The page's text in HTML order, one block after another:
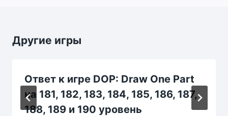
Другие игры
Ответ к игре DOP: Draw One Part
на 181, 182, 183, 184, 185, 186, 187,
188, 189 и 190 уровень